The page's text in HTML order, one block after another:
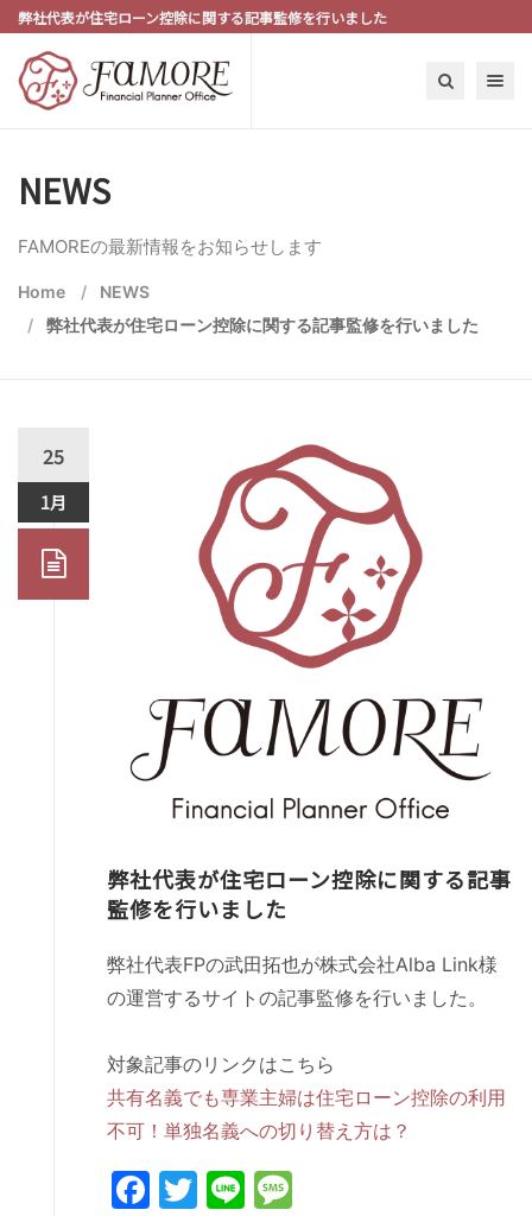
弊社代表が住宅ローン控除に関する記事監修を行いました
Toggle
NEWS
FAMOREの最新情報をお知らせします
Home
NEWS
弊社代表が住宅ローン控除に関する記事監修を行いました
25
1月
弊社代表が住宅ローン控除に関する記事
監修を行いました
弊社代表FPの武田拓也が株式会社Alba Link様
の運営するサイトの記事監修を行いました。
対象記事のリンクはこちら
共有名義でも専業主婦は住宅ローン控除の利用
不可！単独名義への切り替え方は？
Facebook
Twitter
Line